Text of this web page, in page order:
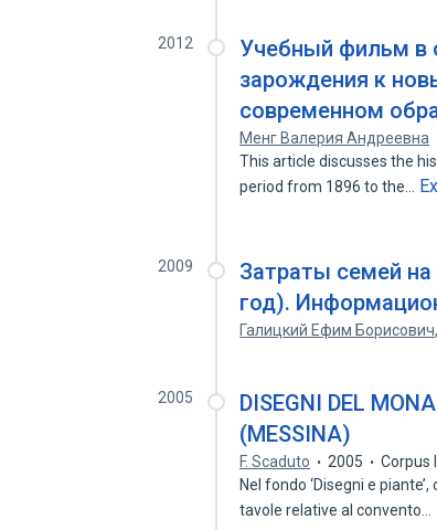
2012
Учебный фильм в
зарождения к
современном
Менг Валерия Андреевна
This article discusses the
period from 1896 to the…
2009
Затраты семей на
год).
Галицкий Ефим Борисович,
2005
DISEGNI DEL
(MESSINA)
F. Scaduto 2005
Corpus
Nel fondo ‘Disegni e
tavole relative al convento…